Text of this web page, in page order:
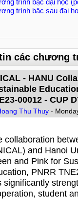
trình bậc đại học
trình bậc sau đại
các chương
- HANU
00012 - CUP
Thu Thuy -
collaboration
and Hanoi
and Pink for
PNRR
significantly
student